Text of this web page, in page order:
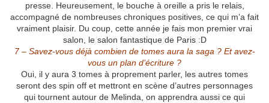
presse. Heureusement, le bouche à oreille a pris le relais,
accompagné de nombreuses chroniques positives, ce qui m’a fait
vraiment plaisir. Du coup, cette année je fais mon premier vrai
salon, le salon fantastique de Paris :D
7 – Savez-vous déjà combien de tomes aura la saga ? Et avez-
vous un plan d’écriture ?
Oui, il y aura 3 tomes à proprement parler, les autres tomes
seront des spin off et mettront en scène d’autres personnages
qui tournent autour de Melinda, on apprendra aussi ce qui